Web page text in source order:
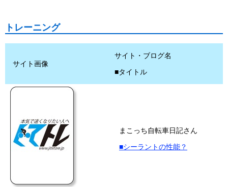
トレーニング
サイト画像
サイト・ブログ名
■タイトル
まこっち自転車日記さん
■シーラントの性能？